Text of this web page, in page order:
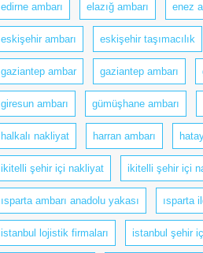
edirne ambarı elazığ ambarı enez
eskişehir ambarı eskişehir taşımacılık
gaziantep ambar gaziantep ambarı
giresun ambarı gümüşhane ambarı
halkalı nakliyat harran ambarı
ikitelli şehir içi nakliyat ikitelli şehir içi
ısparta ambarı anadolu yakası ısparta
istanbul lojistik firmaları istanbul şehir